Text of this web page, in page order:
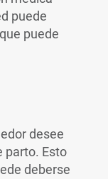
puede
puede
desee
parto. Esto
deberse